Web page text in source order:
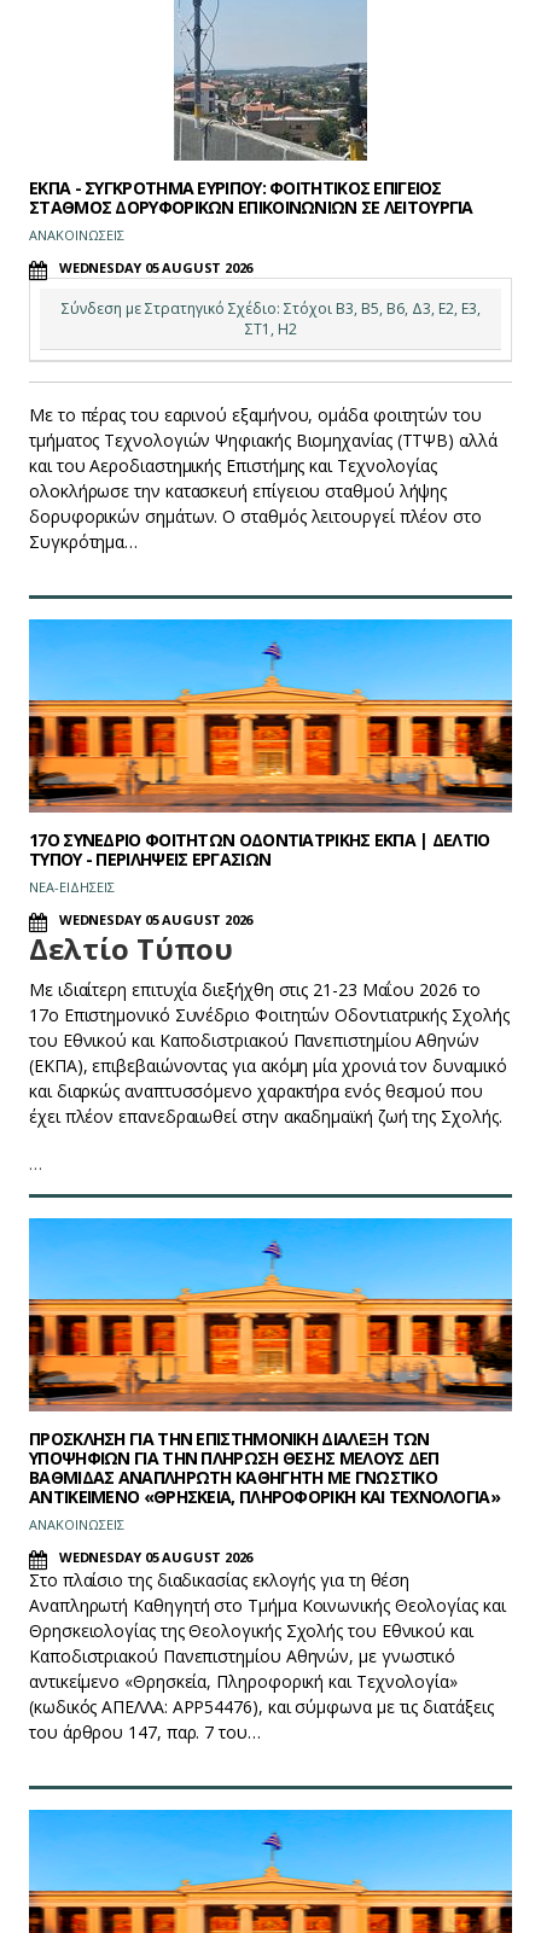
ΕΚΠΑ - ΣΥΓΚΡΟΤΗΜΑ ΕΥΡΙΠΟΥ: ΦΟΙΤΗΤΙΚΟΣ ΕΠΙΓΕΙΟΣ
ΣΤΑΘΜΟΣ ΔΟΡΥΦΟΡΙΚΩΝ ΕΠΙΚΟΙΝΩΝΙΩΝ ΣΕ ΛΕΙΤΟΥΡΓΙΑ
ΑΝΑΚΟΙΝΩΣΕΙΣ
WEDNESDAY 05 AUGUST 2026
Σύνδεση με Στρατηγικό Σχέδιο: Στόχοι Β3, Β5, Β6, Δ3, Ε2, Ε3,
ΣΤ1, Η2
Με το πέρας του εαρινού εξαμήνου, ομάδα φοιτητών του
τμήματος Τεχνολογιών Ψηφιακής Βιομηχανίας (ΤΤΨΒ) αλλά
και του Αεροδιαστημικής Επιστήμης και Τεχνολογίας
ολοκλήρωσε την κατασκευή επίγειου σταθμού λήψης
δορυφορικών σημάτων. Ο σταθμός λειτουργεί πλέον στο
Συγκρότημα…
17O ΣΥΝΕΔΡΙΟ ΦΟΙΤΗΤΩΝ ΟΔΟΝΤΙΑΤΡΙΚΗΣ ΕΚΠΑ | ΔΕΛΤΙΟ
ΤΥΠΟΥ - ΠΕΡΙΛΗΨΕΙΣ ΕΡΓΑΣΙΩΝ
ΝΕΑ-ΕΙΔΗΣΕΙΣ
WEDNESDAY 05 AUGUST 2026
Δελτίο Τύπου
Με ιδιαίτερη επιτυχία διεξήχθη στις 21-23 Μαΐου 2026 το
17ο Επιστημονικό Συνέδριο Φοιτητών Οδοντιατρικής Σχολής
του Εθνικού και Καποδιστριακού Πανεπιστημίου Αθηνών
(ΕΚΠΑ), επιβεβαιώνοντας για ακόμη μία χρονιά τον δυναμικό
και διαρκώς αναπτυσσόμενο χαρακτήρα ενός θεσμού που
έχει πλέον επανεδραιωθεί στην ακαδημαϊκή ζωή της Σχολής.
…
ΠΡΟΣΚΛΗΣΗ ΓΙΑ ΤΗΝ ΕΠΙΣΤΗΜΟΝΙΚΗ ΔΙΑΛΕΞΗ ΤΩΝ
ΥΠΟΨΗΦΙΩΝ ΓΙΑ ΤΗΝ ΠΛΗΡΩΣΗ ΘΕΣΗΣ ΜΕΛΟΥΣ ΔΕΠ
ΒΑΘΜΙΔΑΣ ΑΝΑΠΛΗΡΩΤΗ ΚΑΘΗΓΗΤΗ ΜΕ ΓΝΩΣΤΙΚΟ
ΑΝΤΙΚΕΙΜΕΝΟ «ΘΡΗΣΚΕΙΑ, ΠΛΗΡΟΦΟΡΙΚΗ ΚΑΙ ΤΕΧΝΟΛΟΓΙΑ»
ΑΝΑΚΟΙΝΩΣΕΙΣ
WEDNESDAY 05 AUGUST 2026
Στο πλαίσιο της διαδικασίας εκλογής για τη θέση
Αναπληρωτή Καθηγητή στο Τμήμα Κοινωνικής Θεολογίας και
Θρησκειολογίας της Θεολογικής Σχολής του Εθνικού και
Καποδιστριακού Πανεπιστημίου Αθηνών, με γνωστικό
αντικείμενο «Θρησκεία, Πληροφορική και Τεχνολογία»
(κωδικός ΑΠΕΛΛΑ: APP54476), και σύμφωνα με τις διατάξεις
του άρθρου 147, παρ. 7 του…